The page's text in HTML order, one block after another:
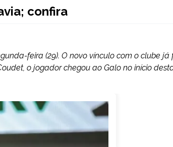
confira
feira (29). O novo vínculo com o clube já
o jogador chegou ao Galo no início